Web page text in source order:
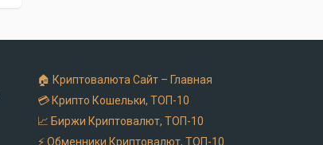
🏠 Криптовалюта Cайт – Главная
💳 Крипто Кошельки, ТОП-10
📈 Биржи Криптовалют, ТОП-10
⚡ Обменники Криптовалют, ТОП-10